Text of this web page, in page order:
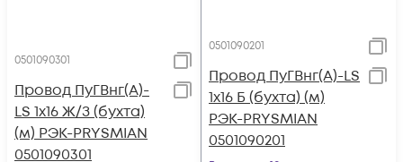
0501090301
Провод ПуГВнг(А)-
LS 1х16 Ж/З (бухта)
(м) РЭК-PRYSMIAN
0501090301
0501090201
Провод ПуГВнг(А)-LS
1х16 Б (бухта) (м)
РЭК-PRYSMIAN
0501090201